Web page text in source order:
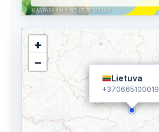
KASPASKAMBINO.LT RĖMĖJAS
Lietuva
+370665100019
+
−